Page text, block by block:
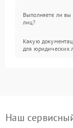
Выполняете ли
лиц?
Какую
для юридических
Наш